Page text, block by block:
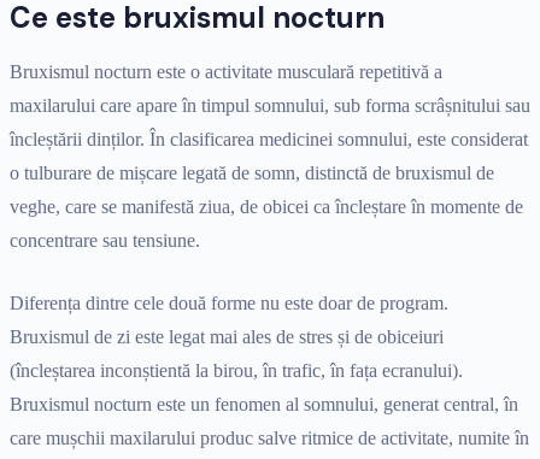
Ce este bruxismul nocturn
Bruxismul nocturn este o activitate musculară repetitivă a
maxilarului care apare în timpul somnului, sub forma scrâșnitului sau
încleștării dinților. În clasificarea medicinei somnului, este considerat
o tulburare de mișcare legată de somn, distinctă de bruxismul de
veghe, care se manifestă ziua, de obicei ca încleștare în momente de
concentrare sau tensiune.
Diferența dintre cele două forme nu este doar de program.
Bruxismul de zi este legat mai ales de stres și de obiceiuri
(încleștarea inconștientă la birou, în trafic, în fața ecranului).
Bruxismul nocturn este un fenomen al somnului, generat central, în
care mușchii maxilarului produc salve ritmice de activitate, numite în